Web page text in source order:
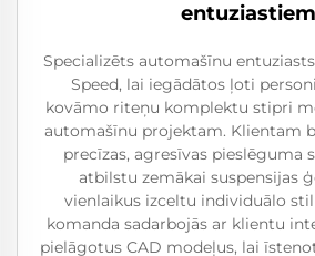
entuziastiem
Specializēts automašīnu
Speed, lai iegādātos ļoti
kovāmo riteņu komplektu stipri
automašīnu projektam. Klientam
precīzas, agresīvas pieslēguma
atbilstu zemākai suspensijas
vienlaikus izceltu individuālo
komanda sadarbojās ar klientu
pielāgotus CAD modeļus, lai